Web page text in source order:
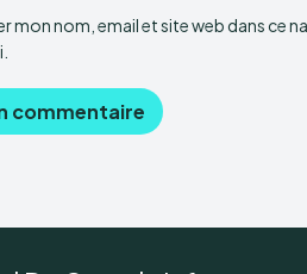
mon nom, email et site web dans ce